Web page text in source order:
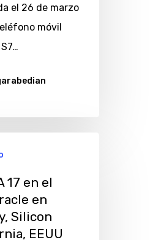
el 26 de marzo
móvil
17 en el
en
Silicon
EEUU